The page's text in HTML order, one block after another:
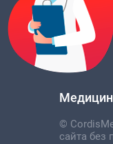
©
сайта без